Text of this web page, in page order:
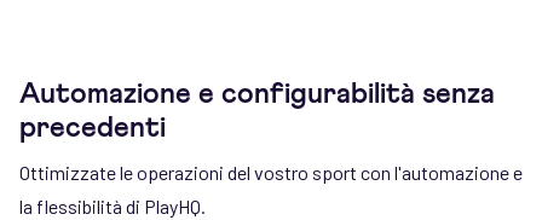
Automazione e configurabilità senza
precedenti
Ottimizzate le operazioni del vostro sport con l'automazione e
la flessibilità di PlayHQ.